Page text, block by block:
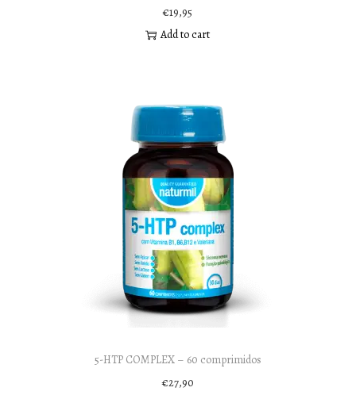
€19,95
Add to cart
5-HTP COMPLEX – 60 comprimidos
€27,90